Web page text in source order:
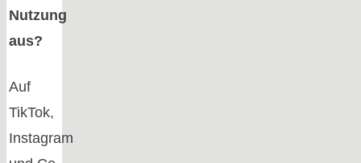
Nutzung
aus?
Auf
TikTok,
Instagram